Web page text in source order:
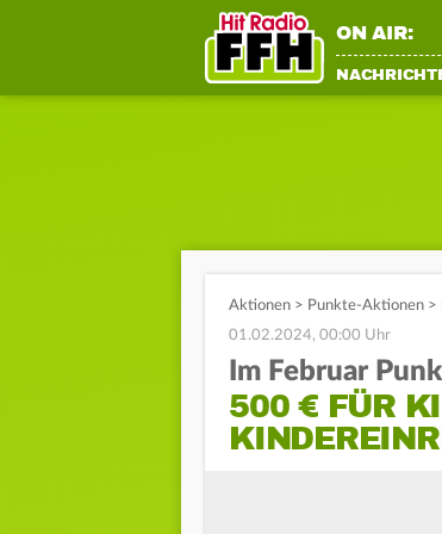
ON AIR:
Aktionen > Punkte-Aktionen >
01.02.2024, 00:00 Uhr
Im Februar
500 € FÜR